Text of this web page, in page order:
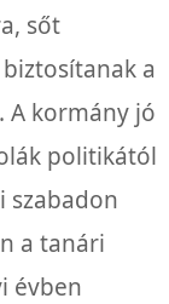
sőt
a
A kormány jó
politikától
szabadon
a tanári
évben